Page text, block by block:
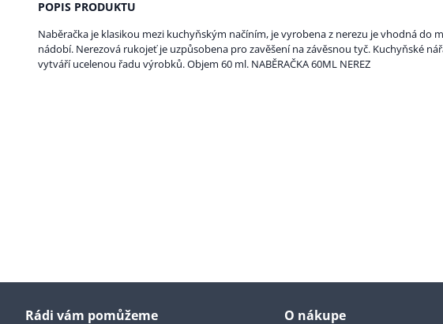
POPIS PRODUKTU
Naběračka je klasikou mezi kuchyňským načíním, je vyrobena z nerezu je vhodná do
nádobí. Nerezová rukojeť je uzpůsobena pro zavěšení na závěsnou tyč. Kuchyňské
vytváří ucelenou řadu výrobků. Objem 60 ml. NABĚRAČKA 60ML NEREZ
Rádi vám pomůžeme O nákupe